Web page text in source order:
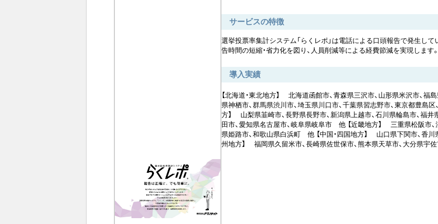
サービスの特徴
選挙投票率集計システム「らくレポ」は電話による口頭報告で発生し
告時間の短縮・省力化を図り、人員削減等による経費節減を実現します
導入実績
【北海道・東北地方】 北海道函館市、青森県三沢市、山形県米沢市、
県神栖市、群馬県渋川市、埼玉県川口市、千葉県習志野市、東京都豊島
方】 山梨県韮崎市、長野県長野市、新潟県上越市、石川県輪島市、福井
田市、愛知県名古屋市、岐阜県岐阜市 他 【近畿地方】 三重県松阪市、
県姫路市、和歌山県白浜町 他 【中国・四国地方】 山口県下関市、香
州地方】 福岡県久留米市、長崎県佐世保市、熊本県天草市、大分県宇